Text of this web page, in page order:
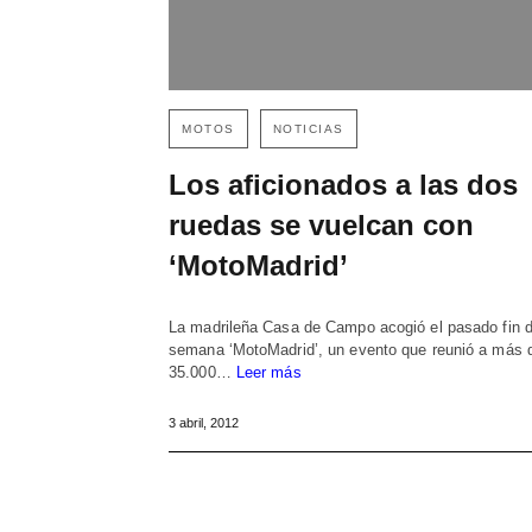
MOTOS NOTICIAS
Los aficionados a las dos
ruedas se vuelcan con
‘MotoMadrid’
La madrileña Casa de Campo acogió el pasado fin
semana ‘MotoMadrid’, un evento que reunió a más
35.000… Leer más
3 abril, 2012